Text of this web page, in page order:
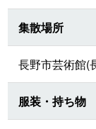
集散場所
長野市芸術館(
服装・持ち物